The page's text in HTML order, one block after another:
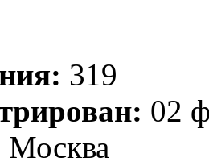
319
02
Москва